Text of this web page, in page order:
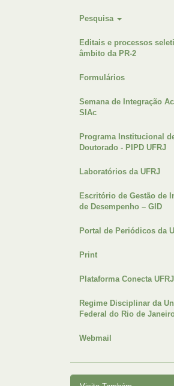
Pesquisa
Editais e processos
âmbito da PR-2
Formulários
Semana de Integração
SIAc
Programa Institucional
Doutorado - PIPD UFRJ
Laboratórios da UFRJ
Escritório de Gestão de
de Desempenho – GID
Portal de Periódicos da
Print
Plataforma Conecta UFRJ
Regime Disciplinar da
Federal do Rio de
Webmail